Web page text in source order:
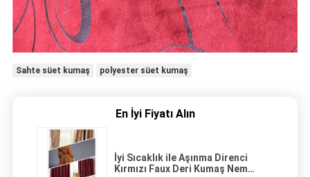
Sahte süet kumaş polyester süet kumaş
En İyi Fiyatı Alın
İyi Sıcaklık ile Aşınma Direnci
Kırmızı Faux Deri Kumaş Nem